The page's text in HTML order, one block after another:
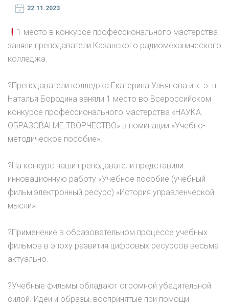
22.11.2023
1 место в конкурсе профессионального мастерства
заняли преподаватели Казанского радиомеханического
колледжа.
?Преподаватели колледжа Екатерина Ульянова и к. э. н.
Наталья Бородина заняли 1 место во Всероссийском
конкурсе профессионального мастерства «НАУКА.
ОБРАЗОВАНИЕ.ТВОРЧЕСТВО» в номинации «Учебно-
методическое пособие».
?На конкурс наши преподаватели представили
инновационную работу «Учебное пособие (учебный
фильм:электронный ресурс) «История управленческой
мысли».
?Применение в образовательном процессе учебных
фильмов в эпоху развития цифровых ресурсов весьма
актуально.
?Учебные фильмы обладают огромной убедительной
силой. Идеи и образы, воспринятые при помощи